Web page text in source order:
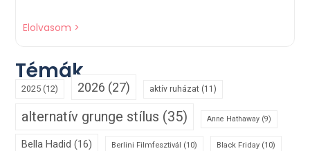
Elolvasom >
Témák
2025 (12) 2026 (27) aktív ruházat (11)
alternatív grunge stílus (35) Anne Hathaway (9)
Bella Hadid (16) Berlini Filmfesztivál (10) Black Friday (10)